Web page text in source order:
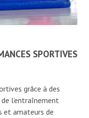
SPORTIVES
grâce à des
l’entraînement
et amateurs de